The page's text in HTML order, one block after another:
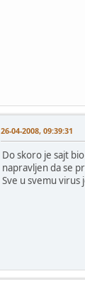
26-04-2008, 09:39:31
Do skoro je sajt
napravljen da se
Sve u svemu